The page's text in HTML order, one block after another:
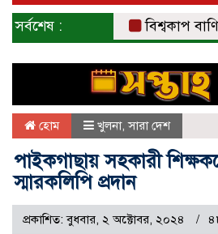
সর্বশেষ : বিশ্বকাপ
হোম খুলনা,সারা দেশ
পাইকগাছায় সহকারী
স্মারকলিপি প্রদান
প্রকাশিত: বুধবার, ২ অক্টোবর, ২০২৪